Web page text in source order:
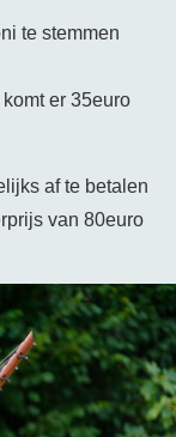
te stemmen
er 35euro
af te betalen
van 80euro